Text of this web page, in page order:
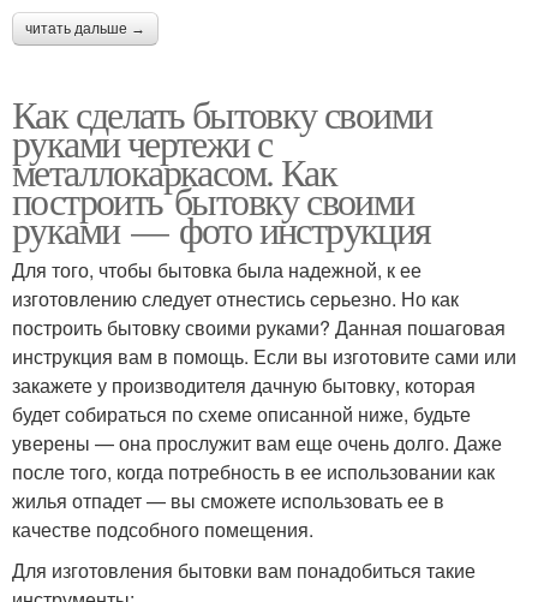
читать дальше →
Как сделать бытовку своими
руками чертежи с
металлокаркасом. Как
построить бытовку своими
руками — фото инструкция
Для того, чтобы бытовка была надежной, к ее
изготовлению следует отнестись серьезно. Но как
построить бытовку своими руками? Данная пошаговая
инструкция вам в помощь. Если вы изготовите сами или
закажете у производителя дачную бытовку, которая
будет собираться по схеме описанной ниже, будьте
уверены — она прослужит вам еще очень долго. Даже
после того, когда потребность в ее использовании как
жилья отпадет — вы сможете использовать ее в
качестве подсобного помещения.
Для изготовления бытовки вам понадобиться такие